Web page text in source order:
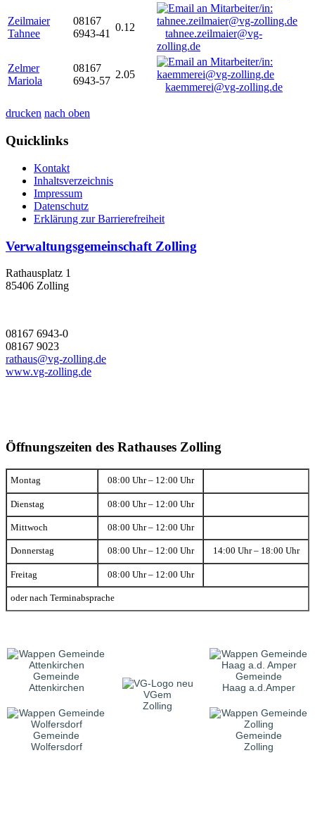
Zeilmaier
Tahnee
08167
6943-41
0.12
tahnee.zeilmaier@vg-
zolling.de
Zelmer
Mariola
08167
6943-57
2.05
kaemmerei@vg-zolling.de
drucken nach oben
Quicklinks
Kontakt
Inhaltsverzeichnis
Impressum
Datenschutz
Erklärung zur Barrierefreiheit
Verwaltungsgemeinschaft Zolling
Rathausplatz 1
85406 Zolling
08167 6943-0
08167 9023
rathaus@vg-zolling.de
www.vg-zolling.de
Öffnungszeiten des Rathauses Zolling
Montag 08:00 Uhr – 12:00 Uhr
Dienstag 08:00 Uhr – 12:00 Uhr
Mittwoch 08:00 Uhr – 12:00 Uhr
Donnerstag 08:00 Uhr – 12:00 Uhr 14:00 Uhr – 18:00 Uhr
Freitag 08:00 Uhr – 12:00 Uhr
oder nach Terminabsprache
Gemeinde
Attenkirchen
VGem
Zolling
Gemeinde
Haag a.d.Amper
Gemeinde
Wolfersdorf
Gemeinde
Zolling